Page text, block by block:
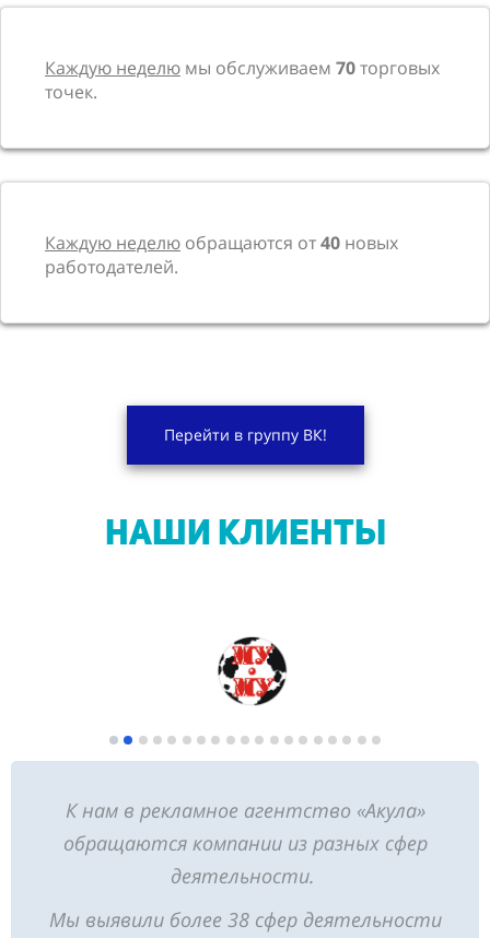
Каждую неделю мы обслуживаем 70торговых
точек.
Каждую неделю обращаются от40 новых
работодателей.
Перейти в группу ВК!
НАШИ КЛИЕНТЫ
К нам в рекламное агентство «Акула»
обращаются компании из разных сфер
деятельности.
Мы выявили более 38 сфер деятельности